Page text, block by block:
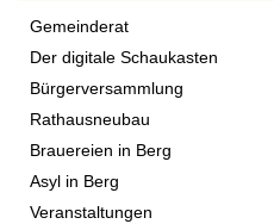
Gemeinderat
Der digitale Schaukasten
Bürgerversammlung
Rathausneubau
Brauereien in Berg
Asyl in Berg
Veranstaltungen